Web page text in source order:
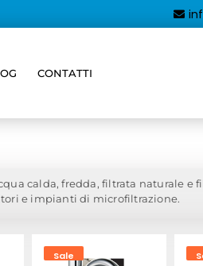
CONTATTI
calda, fredda, filtrata naturale e
e impianti di microfiltrazione.
Sale